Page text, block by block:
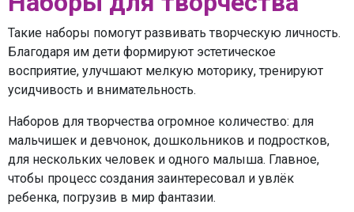
Такие наборы помогут развивать творческую личность.
Благодаря им дети формируют эстетическое
восприятие, улучшают мелкую моторику, тренируют
усидчивость и внимательность.
Наборов для творчества огромное количество: для
мальчишек и девчонок, дошкольников и подростков,
для нескольких человек и одного малыша. Главное,
чтобы процесс создания заинтересовал и увлёк
ребенка, погрузив в мир фантазии.